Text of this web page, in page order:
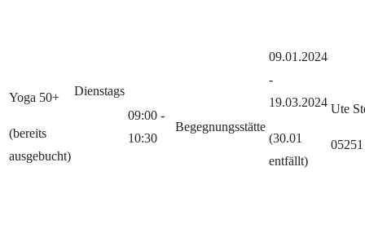
Yoga 50+
(bereits
ausgebucht)
Dienstags
09:00 -
10:30
Begegnungsstätte
09.01.2024
-
19.03.2024
(30.01
entfällt)
Ute